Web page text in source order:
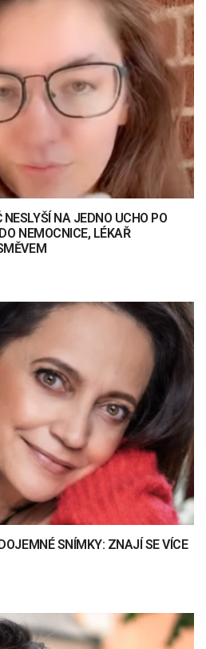
NA JEDNO UCHO PO
NEMOCNICE, LÉKAŘ
SNÍMKY: ZNAJÍ SE VÍCE